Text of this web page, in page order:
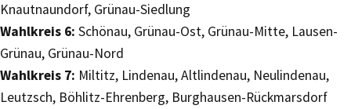
Knautnaundorf, Grünau-Siedlung
Wahlkreis 6: Schönau, Grünau-Ost, Grünau-Mitte, Lausen-
Grünau, Grünau-Nord
Wahlkreis 7: Miltitz, Lindenau, Altlindenau, Neulindenau,
Leutzsch, Böhlitz-Ehrenberg, Burghausen-Rückmarsdorf